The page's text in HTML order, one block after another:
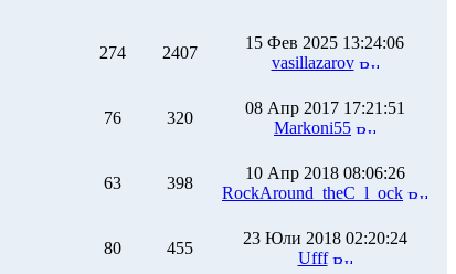
274 2407
15 Фев 2025 13:24:06
vasillazarov
76 320
08 Апр 2017 17:21:51
Markoni55
63 398
10 Апр 2018 08:06:26
RockAround_theC_l_ock
80 455
23 Юли 2018 02:20:24
Ufff